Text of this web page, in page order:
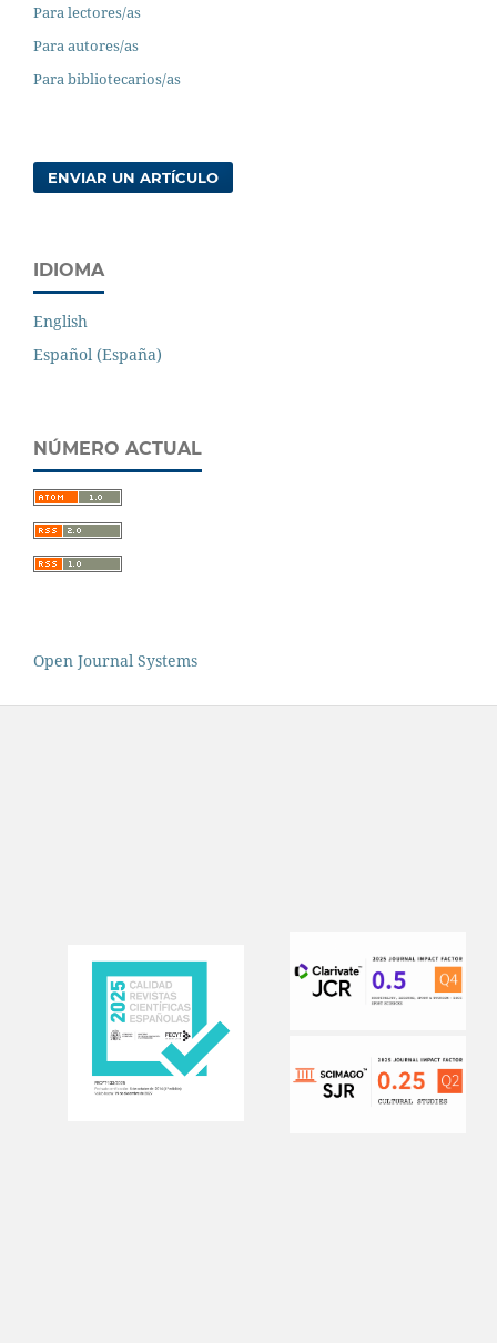
Para lectores/as
Para autores/as
Para bibliotecarios/as
ENVIAR UN ARTÍCULO
IDIOMA
English
Español (España)
NÚMERO ACTUAL
Open Journal Systems